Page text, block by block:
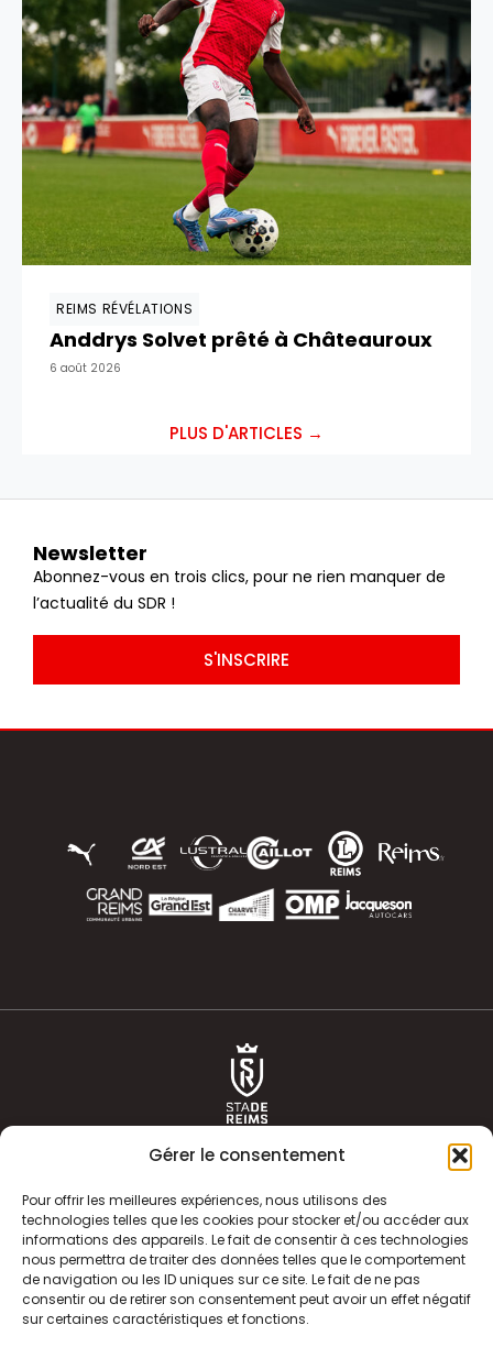
Gérer le consentement
Pour offrir les meilleures expériences, nous utilisons des
technologies telles que les cookies pour stocker et/ou accéder aux
informations des appareils. Le fait de consentir à ces technologies
nous permettra de traiter des données telles que le comportement
de navigation ou les ID uniques sur ce site. Le fait de ne pas
consentir ou de retirer son consentement peut avoir un effet négatif
sur certaines caractéristiques et fonctions.
REIMS RÉVÉLATIONS
Anddrys Solvet prêté à Châteauroux
6 août 2026
PLUS D'ARTICLES →
Newsletter
Abonnez-vous en trois clics, pour ne rien manquer de
l’actualité du SDR !
S'INSCRIRE
ACTUALITÉS
CLUB
HISTOIRE
ÉQUIPE PREMIERE